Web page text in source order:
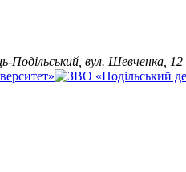
Подільський, вул. Шевченка, 12